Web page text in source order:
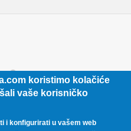
Slanovecka 35 b | 10 040 Zagreb |
Croatiakoristimo kolačiće
vaše korisničko
i konfigurirati u vašem web